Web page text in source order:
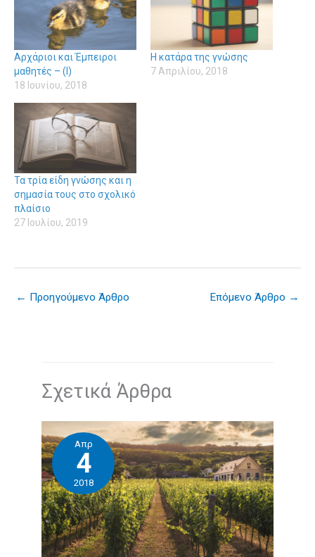
Αρχάριοι και Έμπειροι
μαθητές – (Ι)
18 Ιουνίου, 2018
Η κατάρα της γνώσης
7 Απριλίου, 2018
Τα τρία είδη γνώσης και η
σημασία τους στο σχολικό
πλαίσιο
27 Ιουλίου, 2019
← Προηγούμενο Άρθρο Επόμενο Άρθρο →
Σχετικά Άρθρα
Απρ
4
2018